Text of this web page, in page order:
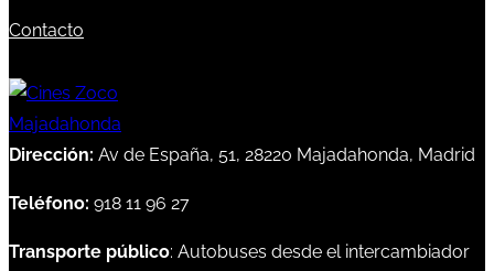
Contacto
Dirección: Av de España, 51, 28220 Majadahonda, Madrid
Teléfono: 918 11 96 27
Transporte público: Autobuses desde el intercambiador